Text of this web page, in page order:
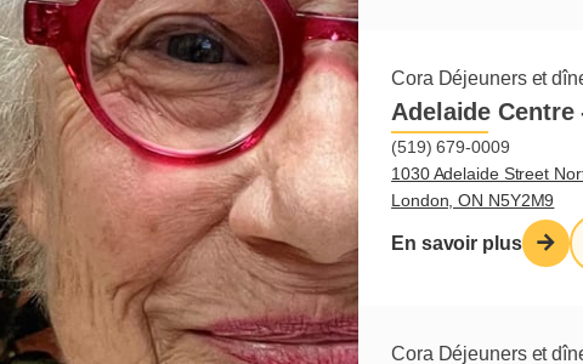
Cora Déjeuners et
Adelaide Centre
(519) 679-0009
1030 Adelaide Street
London, ON N5Y2M9
En savoir plus
Cora Déjeuners et